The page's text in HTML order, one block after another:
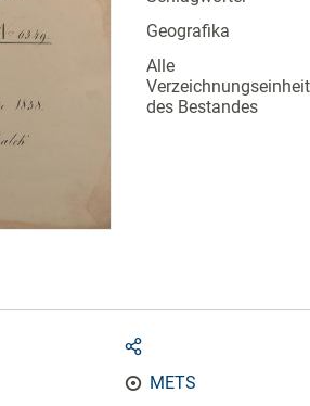
Geografika
Alle
des Bestandes
METS